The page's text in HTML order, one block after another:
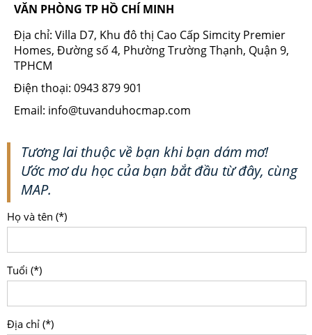
VĂN PHÒNG TP HỒ CHÍ MINH
Địa chỉ: Villa D7, Khu đô thị Cao Cấp Simcity Premier
Homes, Đường số 4, Phường Trường Thạnh, Quận 9,
TPHCM
Điện thoại: 0943 879 901
Email: info@tuvanduhocmap.com
Tương lai thuộc về bạn khi bạn dám mơ!
Ước mơ du học của bạn bắt đầu từ đây, cùng
MAP.
Họ và tên (*)
Tuổi (*)
Địa chỉ (*)